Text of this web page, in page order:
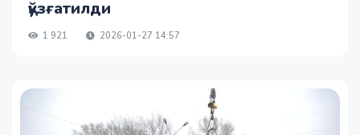
қўзғатилди
1 921 2026-01-27 14:57